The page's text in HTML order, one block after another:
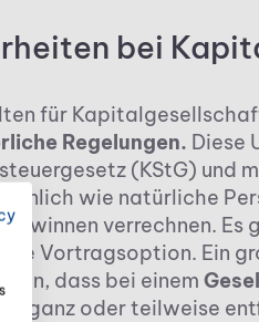
bei
für
Regelungen. Diese
(KStG) und
Ähnlich wie natürliche
Gewinnen verrechnen.
Vortragsoption. Ein
dass bei einem
ganz oder teilweise